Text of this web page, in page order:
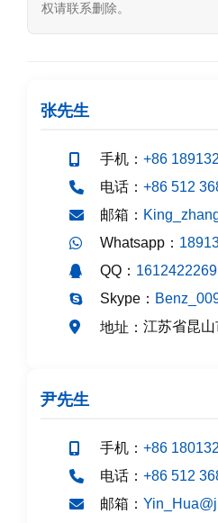
权请联系删除。
张先生
手机： +86
电话： +86 512
邮箱：
Whatsapp：
QQ： 1612422269
Skype：
地址： 江苏省昆
尹先生
手机： +86
电话： +86 512
邮箱：